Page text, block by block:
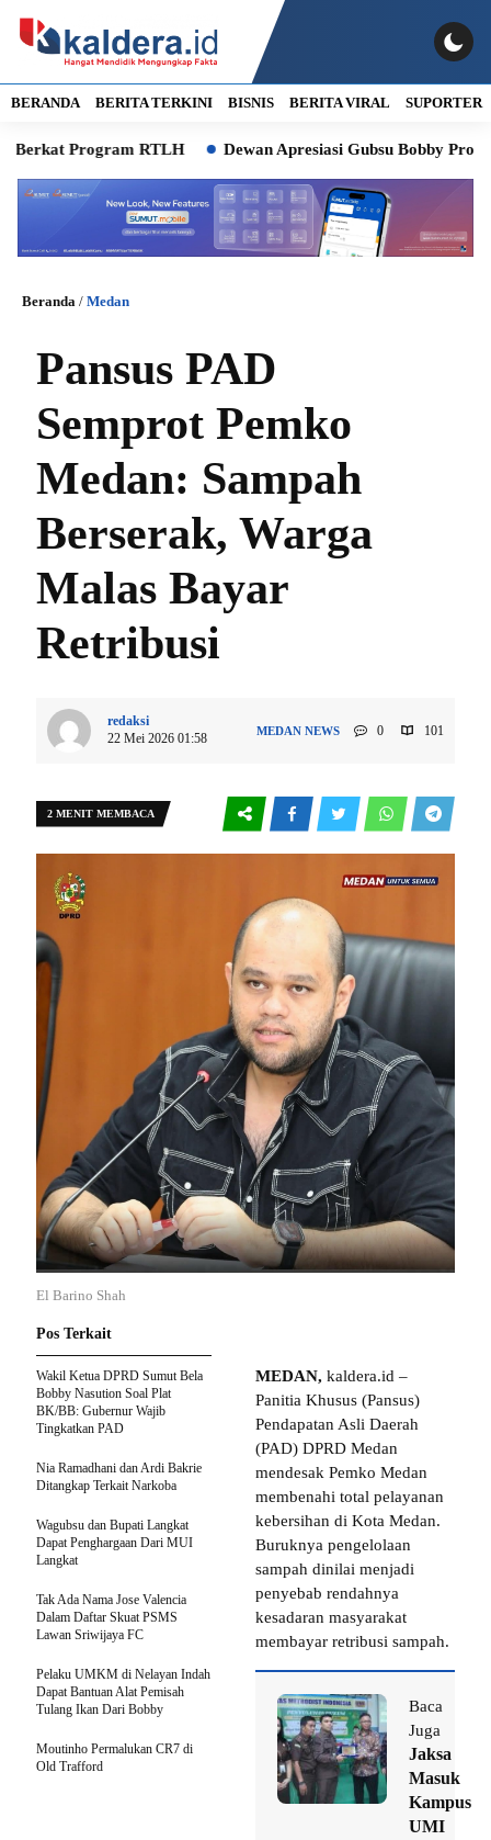
BERANDA BERITA TERKINI BISNIS BERITA VIRAL SUPORTER
Program RTLH Dewan Apresiasi Gubsu Bobby Program
Beranda / Medan
Pansus PAD
Semprot Pemko
Medan: Sampah
Berserak, Warga
Malas Bayar
Retribusi
redaksi
22 Mei 2026 01:58
MEDAN NEWS 0 101
2 MENIT MEMBACA
El Barino Shah
MEDAN, kaldera.id –
Panitia Khusus (Pansus)
Pendapatan Asli Daerah
(PAD) DPRD Medan
mendesak Pemko Medan
membenahi total pelayanan
kebersihan di Kota Medan.
Buruknya pengelolaan
sampah dinilai menjadi
penyebab rendahnya
kesadaran masyarakat
membayar retribusi sampah.
Baca
Juga
Jaksa
Masuk
Kampus
UMI
Pos Terkait
Wakil Ketua DPRD Sumut Bela
Bobby Nasution Soal Plat
BK/BB: Gubernur Wajib
Tingkatkan PAD
Nia Ramadhani dan Ardi Bakrie
Ditangkap Terkait Narkoba
Wagubsu dan Bupati Langkat
Dapat Penghargaan Dari MUI
Langkat
Tak Ada Nama Jose Valencia
Dalam Daftar Skuat PSMS
Lawan Sriwijaya FC
Pelaku UMKM di Nelayan Indah
Dapat Bantuan Alat Pemisah
Tulang Ikan Dari Bobby
Moutinho Permalukan CR7 di
Old Trafford